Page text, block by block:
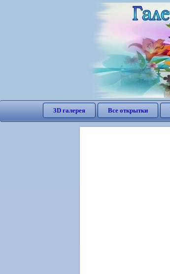
3D галерея Все открытки